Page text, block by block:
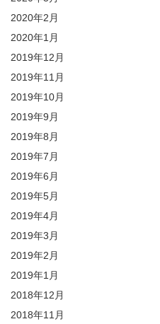
2020年2月
2020年1月
2019年12月
2019年11月
2019年10月
2019年9月
2019年8月
2019年7月
2019年6月
2019年5月
2019年4月
2019年3月
2019年2月
2019年1月
2018年12月
2018年11月